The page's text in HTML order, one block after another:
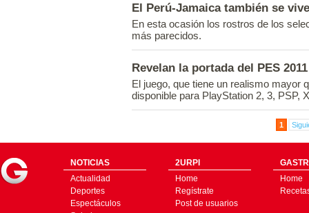
El Perú-Jamaica también se
En esta ocasión los rostros de los
más parecidos.
Revelan la portada del PES 2011
El juego, que tiene un realismo mayor
disponible para PlayStation 2, 3, PSP,
1
NOTICIAS
Actualidad
Deportes
Espectáculos
2URPI
Home
Regístrate
Post de usuarios
Home